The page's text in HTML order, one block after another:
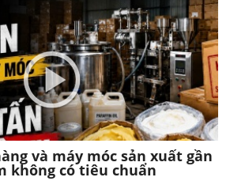
và máy móc sản xuất gần
không có tiêu chuẩn